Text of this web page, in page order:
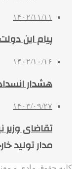
۱۴۰۲/۱۱/۱۱
پیام این
۱۴۰۲/۱۰/۱۶
هشدار
۱۴۰۳/۰۹/۲۷
تقاضای وزیر
مدار تولید